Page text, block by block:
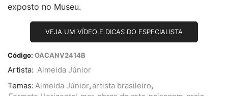
exposto no Museu.
VEJA UM VÍDEO E DICAS DO ESPECIALISTA
Código: OACANV2414B
Artista: Almeida Júnior
Temas: Almeida Júnior, artista brasileiro,